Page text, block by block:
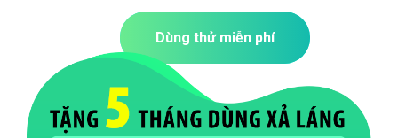
Dùng thử miễn phí